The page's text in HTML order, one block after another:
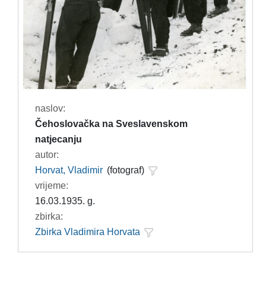
naslov:
Čehoslovačka na Sveslavenskom
natjecanju
autor:
Horvat, Vladimir (fotograf)
vrijeme:
16.03.1935. g.
zbirka:
Zbirka Vladimira Horvata